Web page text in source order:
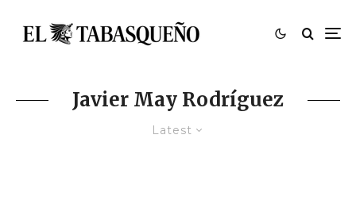
Javier May Rodríguez
Latest